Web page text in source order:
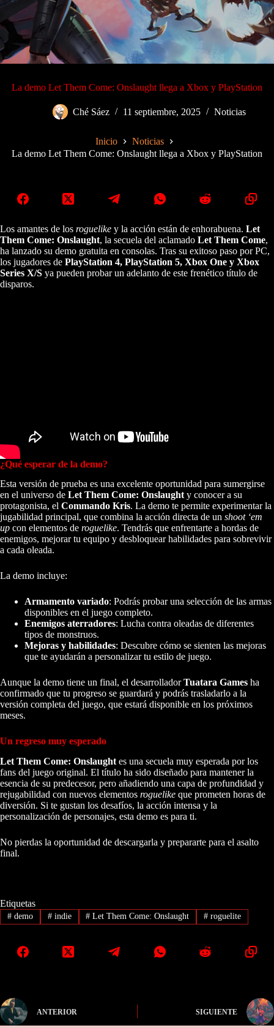
La demo Let Them Come: Onslaught llega a Xbox y PlayStation
Ché Sáez 11 septiembre, 2025 Noticias
Inicio
Noticias
La demo Let Them Come: Onslaught llega a Xbox y PlayStation
Los amantes de los roguelike y la acción están de enhorabuena. Let
Them Come: Onslaught, la secuela del aclamado Let Them Come,
ha lanzado su demo gratuita en consolas. Tras su exitoso paso por PC,
los jugadores de PlayStation 4, PlayStation 5, Xbox One y Xbox
Series X/S ya pueden probar un adelanto de este frenético título de
disparos.
¿Qué esperar de la demo?
Esta versión de prueba es una excelente oportunidad para sumergirse
en el universo de Let Them Come: Onslaughty conocer a su
protagonista, el Commando Kris. La demo te permite experimentar la
jugabilidad principal, que combina la acción directa de un shoot ‘em
up con elementos de roguelike. Tendrás que enfrentarte a hordas de
enemigos, mejorar tu equipo y desbloquear habilidades para sobrevivir
a cada oleada.
La demo incluye:
Armamento variado: Podrás probar una selección de las armas
disponibles en el juego completo.
Enemigos aterradores: Lucha contra oleadas de diferentes
tipos de monstruos.
Mejoras y habilidades: Descubre cómo se sienten las mejoras
que te ayudarán a personalizar tu estilo de juego.
Aunque la demo tiene un final, el desarrolladorTuatara Games ha
confirmado que tu progreso se guardará y podrás trasladarlo a la
versión completa del juego, que estará disponible en los próximos
meses.
Un regreso muy esperado
Let Them Come: Onslaught es una secuela muy esperada por los
fans del juego original. El título ha sido diseñado para mantener la
esencia de su predecesor, pero añadiendo una capa de profundidad y
rejugabilidad con nuevos elementos roguelike que prometen horas de
diversión. Si te gustan los desafíos, la acción intensa y la
personalización de personajes, esta demo es para ti.
No pierdas la oportunidad de descargarla y prepararte para el asalto
final.
Etiquetas
#demo #indie # Let Them Come: Onslaught # roguelite
ANTERIOR SIGUIENTE